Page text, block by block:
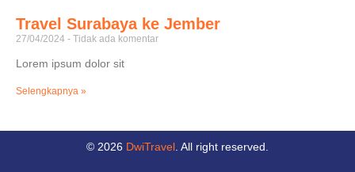
Travel Surabaya ke Jember
27/04/2024 Tidak ada komentar
Lorem ipsum dolor sit
Selengkapnya »
© 2026 DwiTravel . All right reserved.